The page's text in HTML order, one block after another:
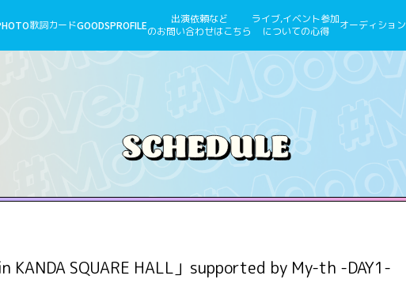
歌詞カードGOODSPROFILE
出演依頼など
のお問い合わせはこちら
ライブ,イベント参加
についての心得
オーディション
KANDA SQUARE HALL」supported by My-th -DAY1-